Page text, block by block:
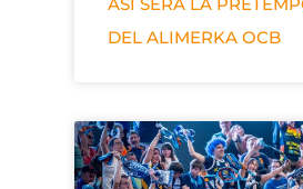
DEL ALIMERKA OCB